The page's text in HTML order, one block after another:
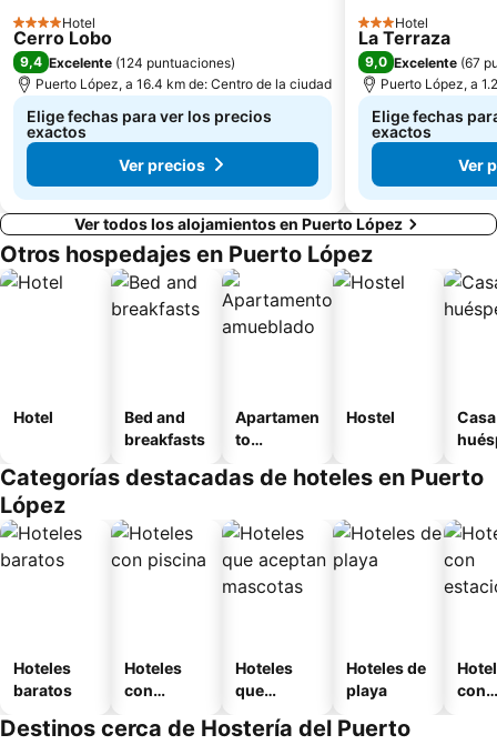
4 Estrellas
Hotel
Cerro Lobo
9,4 Excelente (124 puntuaciones)
Puerto López, a 16.4 km de: Centro de la ciudad
Elige fechas para ver los precios
exactos
Ver precios
3 Estrellas
Hotel
La Terraza
9,0 Excelente (67
Puerto López, a
Elige fechas
exactos
Ver
Ver todos los alojamientos en Puerto López
Otros hospedajes en Puerto López
Hotel
Bed and
breakfasts
Apartamen
to
o
Hostel
Categorías destacadas de hoteles en Puerto
López
Hoteles
baratos
Hoteles
con
Hoteles
que
mascotas
Hoteles de
playa
con
Destinos cerca de Hostería del Puerto